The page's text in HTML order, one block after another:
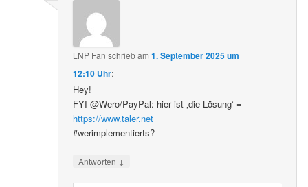
LNP Fan schriebam1. September 2025 um
12:10 Uhr:
Hey!
FYI @Wero/PayPal: hier ist ‚die Lösung‘ =
https://www.taler.net
#werimplementierts?
Antworten ↓